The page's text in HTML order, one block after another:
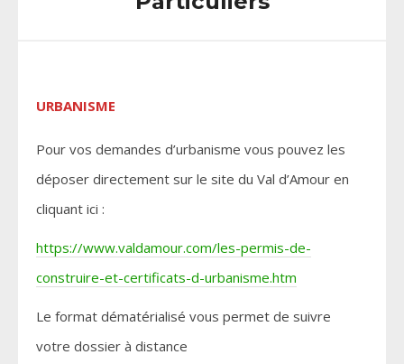
URBANISME
Pour vos demandes d’urbanisme vous pouvez les
déposer directement sur le site du Val d’Amour en
cliquant ici :
https://www.valdamour.com/les-permis-de-
construire-et-certificats-d-urbanisme.htm
Le format dématérialisé vous permet de suivre
votre dossier à distance